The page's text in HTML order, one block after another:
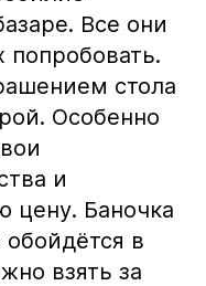
Все они
попробовать.
стола
Особенно
и
цену. Баночка
в
взять за